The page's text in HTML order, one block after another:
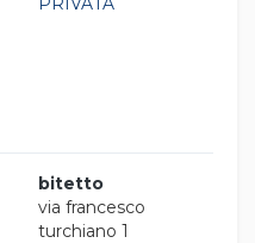
bitetto
via francesco
turchiano 1